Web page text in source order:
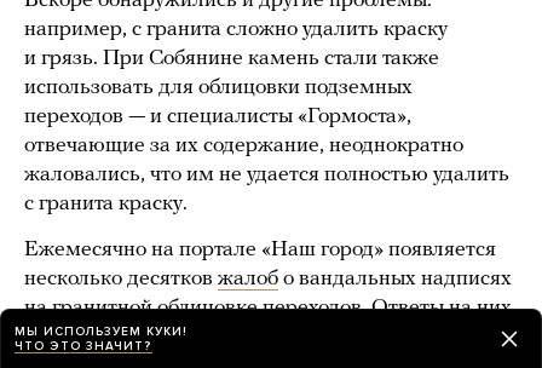
например, с гранита сложно удалить краску
и грязь. При Собянине камень стали также
использовать для облицовки подземных
переходов — и специалисты «Гормоста»,
отвечающие за их содержание, неоднократно
жаловались, что им не удается полностью удалить
с гранита краску.
Ежемесячно на портале «Наш город» появляется
несколько десятков жалоб о вандальных надписях
на гранитной облицовке переходов. Ответы на них
всегда выглядят одинаково: «Химические средства
МЫ ИСПОЛЬЗУЕМ КУКИ!
ЧТО ЭТО ЗНАЧИТ?